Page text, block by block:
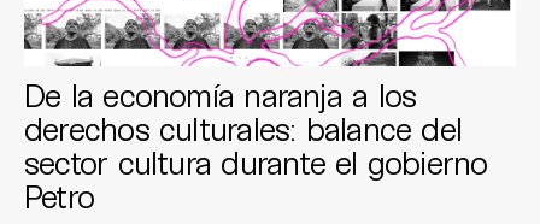
De la economía naranja a los
derechos culturales: balance del
sector cultura durante el gobierno
Petro